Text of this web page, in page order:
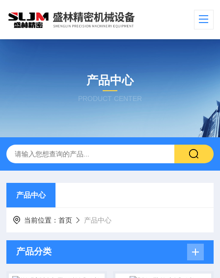
产品中心
PRODUCT CENTER
产品中心
当前位置：首页 产品中心
产品分类